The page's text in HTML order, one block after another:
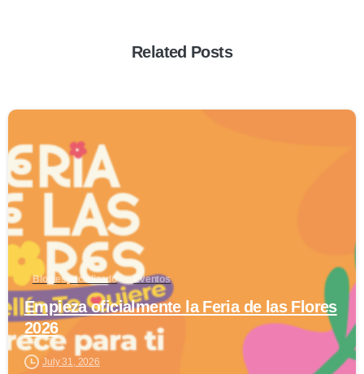
Related Posts
Blog especializado Eventos
Empieza oficialmente la Feria de las Flores
2026
July 31, 2026